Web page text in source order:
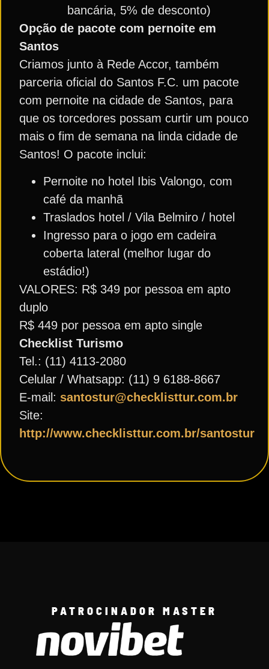
bancária, 5% de desconto)
Opção de pacote com pernoite em
Santos
Criamos junto à Rede Accor, também
parceria oficial do Santos F.C. um pacote
com pernoite na cidade de Santos, para
que os torcedores possam curtir um pouco
mais o fim de semana na linda cidade de
Santos! O pacote inclui:
Pernoite no hotel Ibis Valongo, com
café da manhã
Traslados hotel / Vila Belmiro / hotel
Ingresso para o jogo em cadeira
coberta lateral (melhor lugar do
estádio!)
VALORES: R$ 349 por pessoa em apto
duplo
R$ 449 por pessoa em apto single
Checklist Turismo
Tel.: (11) 4113-2080
Celular / Whatsapp: (11) 9 6188-8667
E-mail: santostur@checklisttur.com.br
Site:
http://www.checklisttur.com.br/santostur
PATROCINADOR MASTER